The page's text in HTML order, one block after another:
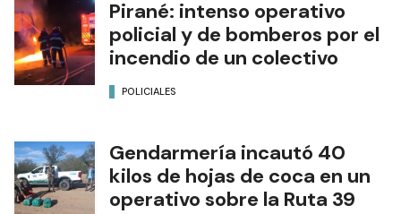
Pirané: intenso operativo
policial y de bomberos por el
incendio de un colectivo
POLICIALES
Gendarmería incautó 40
kilos de hojas de coca en un
operativo sobre la Ruta 39